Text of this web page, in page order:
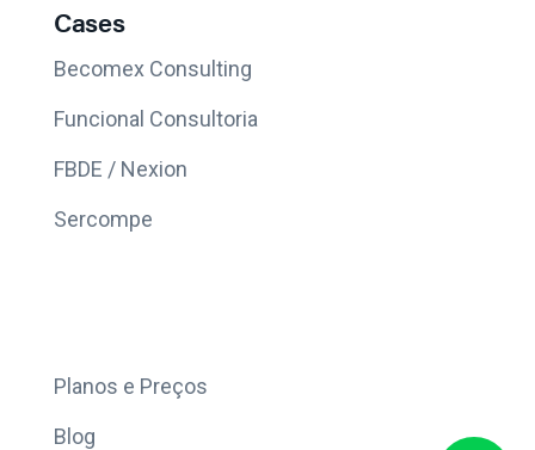
Cases
Becomex Consulting
Funcional Consultoria
FBDE / Nexion
Sercompe
Planos e Preços
Blog